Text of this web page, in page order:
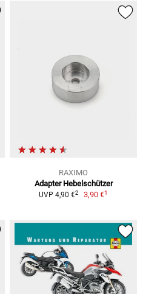
RAXIMO
Adapter Hebelschützer
UVP 4,90 €2 3,90 €1